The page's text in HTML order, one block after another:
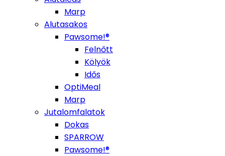
Marp
Alutasakos
Pawsome!®
Felnőtt
Kölyök
Idős
OptiMeal
Marp
Jutalomfalatok
Dokas
SPARROW
Pawsome!®